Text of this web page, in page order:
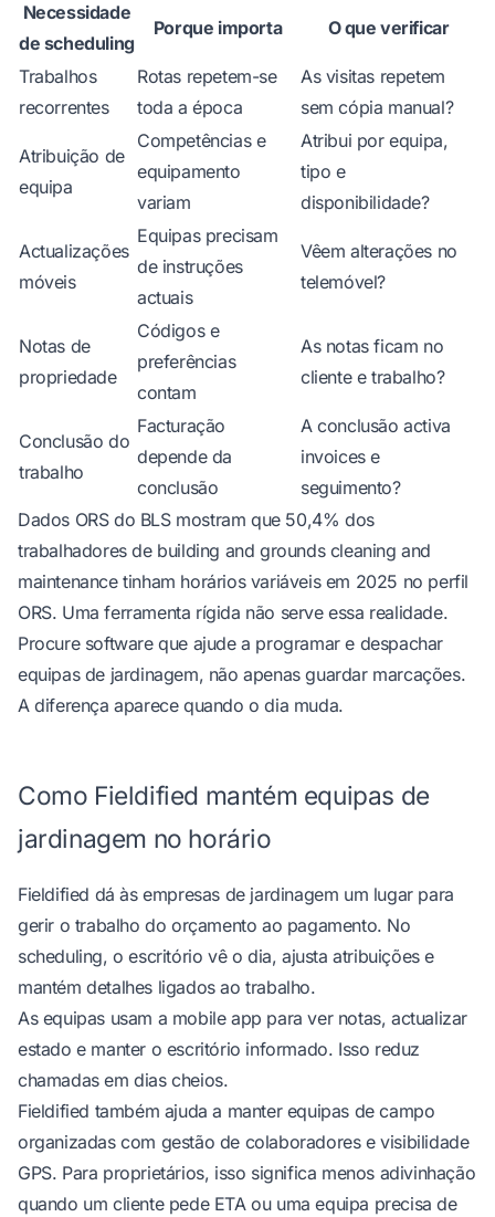
Necessidade
de scheduling
Porque importa O que verificar
Trabalhos
recorrentes
Rotas repetem-se
toda a época
As visitas repetem
sem cópia manual?
Atribuição de
equipa
Competências e
equipamento
variam
Atribui por equipa,
tipo e
disponibilidade?
Actualizações
móveis
Equipas precisam
de instruções
actuais
Vêem alterações no
telemóvel?
Notas de
propriedade
Códigos e
preferências
contam
As notas ficam no
cliente e trabalho?
Conclusão do
trabalho
Facturação
depende da
conclusão
A conclusão activa
invoices e
seguimento?
Dados ORS do BLS mostram que 50,4% dos
trabalhadores de building and grounds cleaning and
maintenance tinham horários variáveis em 2025 no perfil
ORS. Uma ferramenta rígida não serve essa realidade.
Procure software que ajude a programar e despachar
equipas de jardinagem, não apenas guardar marcações.
A diferença aparece quando o dia muda.
Como Fieldified mantém equipas de
jardinagem no horário
Fieldified dá às empresas de jardinagem um lugar para
gerir o trabalho do orçamento ao pagamento. No
scheduling, o escritório vê o dia, ajusta atribuições e
mantém detalhes ligados ao trabalho.
As equipas usam a mobile app para ver notas, actualizar
estado e manter o escritório informado. Isso reduz
chamadas em dias cheios.
Fieldified também ajuda a manter equipas de campo
organizadascom gestão de colaboradores e visibilidade
GPS. Para proprietários, isso significa menos adivinhação
quando um cliente pede ETA ou uma equipa precisa de